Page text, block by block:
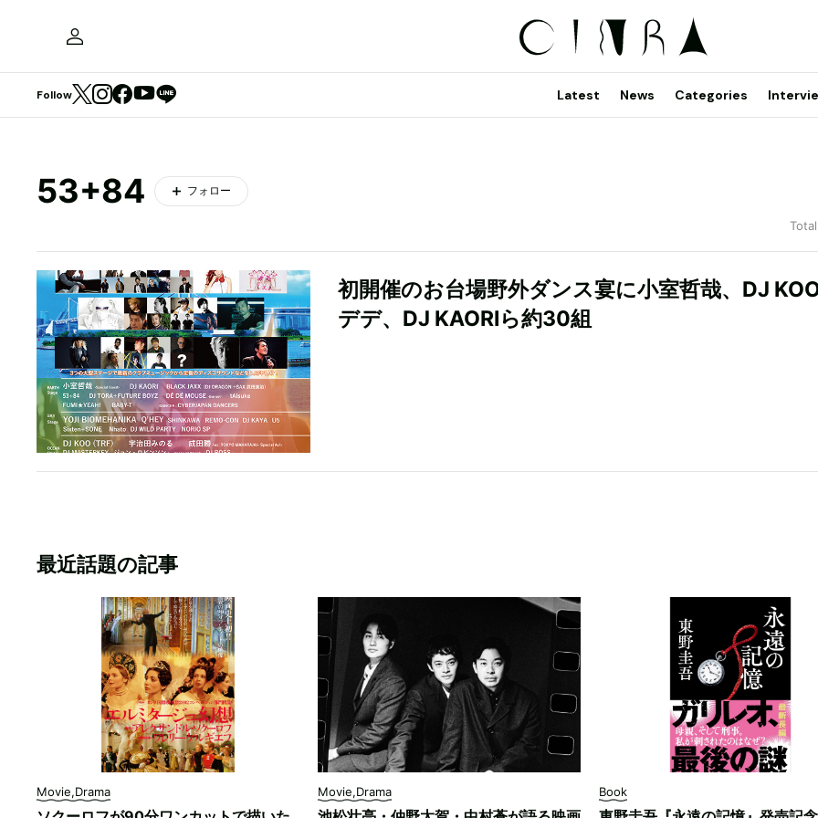
Follow Latest News Categories
53+84 フォロー
初開催のお台場野外ダンス宴に小室哲哉、DJ
デデ、DJ KAORIら約30組
最近話題の記事
Movie,Drama Movie,Drama Book